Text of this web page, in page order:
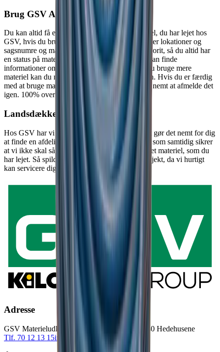
Brug GSV APP
Du kan altid få et totalt overblik over det materiel, du har lejet hos
GSV, hvis du bruger vores app. Du kan søge efter lokationer og
sagsnumre og markere dine byggesager som favorit, så du altid har
en status på materiellet på dine byggesites. Du kan finde
informationer om de enkelte maskiner og skal du bruge mere
materiel kan du nemt og hurtigt booke via appen. Hvis du er færdig
med at bruge materiellet er det lige så hurtigt og nemt at afmelde det
igen. 100% overblik på mobilen - det er smart.
Landsdækkende service
Hos GSV har vi afdelinger i hele landet, hvilket gør det nemt for dig
at finde en afdeling tæt på dig og dit projekt, og som samtidig sikrer
at vi ikke skal så langt, hvis vi skal have udskiftet materiel, som du
har lejet. Så spilder vi ikke kostbar tid på dit projekt, da vi hurtigt
kan servicere dig.
Adresse
GSV Materieludlejning A/S Baldersbuen 5 2640 Hedehusene
Tlf. 70 12 13 15info@gsv.dk